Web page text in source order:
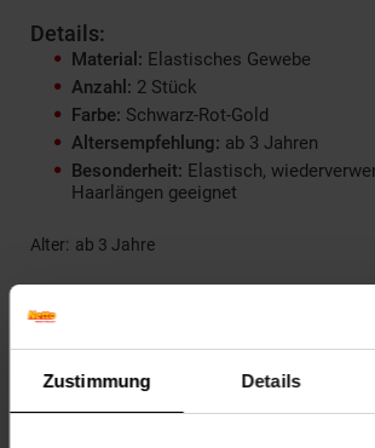
Zustimmung Details
Details:
Material: Elastisches Gewebe
Anzahl: 2 Stück
Farbe: Schwarz-Rot-Gold
Altersempfehlung: ab 3 Jahren
Besonderheit: Elastisch,
Haarlängen geeignet
Alter ab 3 Jahre
EAN: 4260452380198
Artikel gehört zur Kategorie:Fußball-